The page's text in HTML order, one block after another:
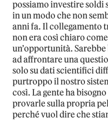
possiamo investire
in un modo che non
anni fa. Il collegamento
non era così chiaro
un’opportunità.
ad affrontare una
solo su dati scientifici
purtroppo il nostro
così. La gente ha
provarle sulla propria
perché vuol dire che